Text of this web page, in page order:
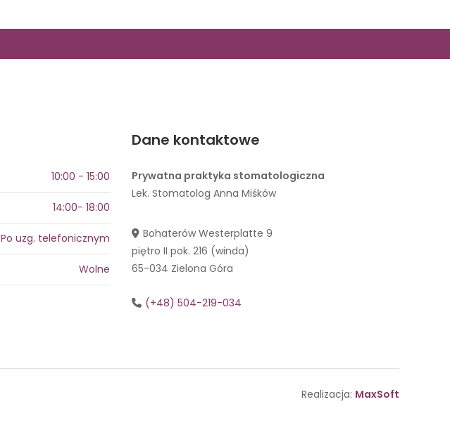
10:00 - 15:00
14:00- 18:00
Po uzg. telefonicznym
Wolne
Dane kontaktowe
Prywatna praktyka stomatologiczna
Lek. Stomatolog Anna Miśków
Bohaterów Westerplatte 9
piętro II pok. 216 (winda)
65-034 Zielona Góra
(+48) 504-219-034
Realizacja: MaxSoft